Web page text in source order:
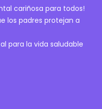
cariñosa para todos!
los padres protejan a
para la vida saludable